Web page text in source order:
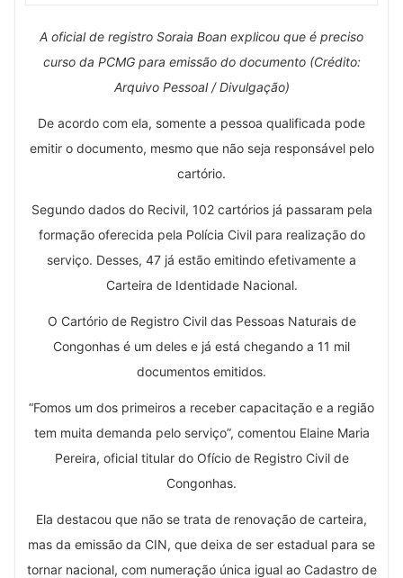
A oficial de registro Soraia Boan explicou que é preciso
curso da PCMG para emissão do documento (Crédito:
Arquivo Pessoal / Divulgação)
De acordo com ela, somente a pessoa qualificada pode
emitir o documento, mesmo que não seja responsável pelo
cartório.
Segundo dados do Recivil, 102 cartórios já passaram pela
formação oferecida pela Polícia Civil para realização do
serviço. Desses, 47 já estão emitindo efetivamente a
Carteira de Identidade Nacional.
O Cartório de Registro Civil das Pessoas Naturais de
Congonhas é um deles e já está chegando a 11 mil
documentos emitidos.
“Fomos um dos primeiros a receber capacitação e a região
tem muita demanda pelo serviço”, comentou Elaine Maria
Pereira, oficial titular do Ofício de Registro Civil de
Congonhas.
Ela destacou que não se trata de renovação de carteira,
mas da emissão da CIN, que deixa de ser estadual para se
tornar nacional, com numeração única igual ao Cadastro de